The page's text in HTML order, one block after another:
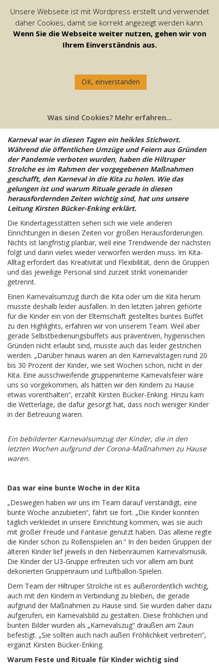
KLEINER RÜCKBLICK
Karneval war in diesen Tagen ein heikles Stichwort.
Während die öffentlichen Umzüge und Feiern aus Gründen
der Pandemie verboten wurden, haben die Hiltruper
Strolche es im Rahmen der vorgegebenen Maßnahmen
geschafft, den Karneval in die Kita zu holen. Wie das
gelungen ist und warum Rituale gerade in diesen
herausfordernden Zeiten wichtig sind, hat uns unsere
Leitung Kirsten Bücker-Enking erklärt.
Die Kindertagesstätten sehen sich wie viele anderen
Einrichtungen in diesen Zeiten vor großen Herausforderungen.
Nichts ist langfristig planbar, weil eine Trendwende der nächsten
folgt und dann vieles wieder verworfen werden muss. Im Kita-
Alltag erfordert das Kreativität und Flexibilität, denn die Gruppen
und das jeweilige Personal sind zurzeit strikt voneinander
getrennt.
Einen Karnevalsumzug durch die Kita oder um die Kita herum
musste deshalb leider ausfallen. In den letzten Jahren gehörte
für die Kinder ein von der Elternschaft gestelltes buntes Buffet
zu den Highlights, erfahren wir von unserem Team. Weil aber
gerade Selbstbedienungsbuffets aus präventiven, hygienischen
Gründen nicht erlaubt sind, musste auch das leider gestrichen
werden. „Darüber hinaus waren an den Karnevalstagen rund 20
bis 30 Prozent der Kinder, wie seit Wochen schon, nicht in der
Kita. Eine ausschweifende gruppeninterne Karnevalsfeier wäre
uns so vorgekommen, als hätten wir den Kindern zu Hause
etwas vorenthalten“, erzählt Kirsten Bücker-Enking. Hinzu kam
die Wetterlage, die dafür gesorgt hat, dass noch weniger Kinder
in der Betreuung waren.
Ein bebilderter Karnevalsumzug der Kinder, die in den
letzten Wochen aufgrund der Corona-Maßnahmen zu Hause
waren.
Das war eine bunte Woche in der Kita
„Deswegen haben wir uns im Team darauf verständigt, eine
bunte Woche anzubieten“, fährt sie fort. „Die Kinder konnten
täglich verkleidet in unsere Einrichtung kommen, was sie auch
mit großer Freude und Fantasie genutzt haben. Das alleine regte
die Kinder schon zu Rollenspielen an.“ In den beiden Gruppen der
älteren Kinder lief jeweils in den Nebenräumen Karnevalsmusik.
Die Kinder der U3-Gruppe erfreuten sich vor allem am bunt
dekorierten Gruppenraum und Luftballon-Spielen.
Dem Team der Hiltruper Strolche ist es außerordentlich wichtig,
auch mit den Kindern in Verbindung zu bleiben, die gerade
aufgrund der Maßnahmen zu Hause sind. Sie wurden daher dazu
aufgerufen, ein Karnevalsbild zu gestalten. Diese fröhlichen und
bunten Bilder wurden als „Karnevalszug“ draußen am Zaun
befestigt. „Sie sollten auch nach außen Fröhlichkeit verbreiten“,
ergänzt Kirsten Bücker-Enking.
Warum Feste und Rituale für Kinder wichtig sind
Unsere Webseite ist mit Wordpress erstellt und verwendet
daher Cookies, damit sie korrekt angezeigt werden kann.
Wenn Sie die Webseite weiter nutzen, gehen wir von
Ihrem Einverständnis aus.
OK, einverstanden
Was sind Cookies? Mehr erfahren...